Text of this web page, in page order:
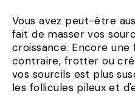
Vous avez peut-être
fait de masser vos
croissance. Encore une
contraire, frotter ou
vos sourcils est plus
les follicules pileux et